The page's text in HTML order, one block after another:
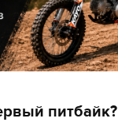
питбайк?